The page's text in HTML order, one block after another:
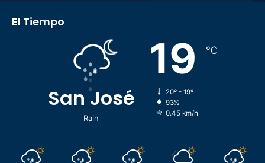
El Tiempo
San José
Rain
19 ℃
20º - 19º
93%
0.45 km/h